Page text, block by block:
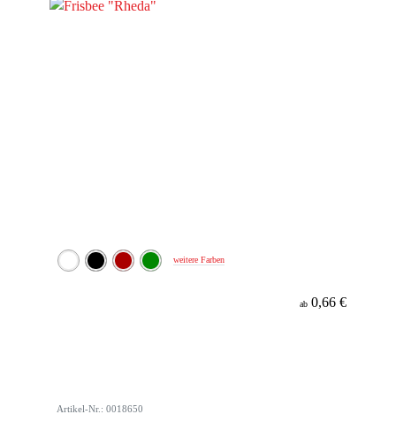
weitere Farben
ab 0,66 €
Artikel-Nr.: 0018650